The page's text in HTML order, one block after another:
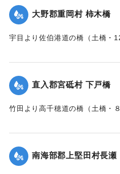
200戸に及んでいるのは要する
な住宅を建築する許可を当局が
と13日以来、住民の間で協議が
憤慨している。
大野郡重岡村 柿木橋
宇目より佐伯港道の橋（土橋・
｜固有コード: 002680200
直入郡宮砥村 下戸橋
竹田より高千穂道の橋（土橋・
｜固有コード: 002680201
南海部郡上堅田村長瀬